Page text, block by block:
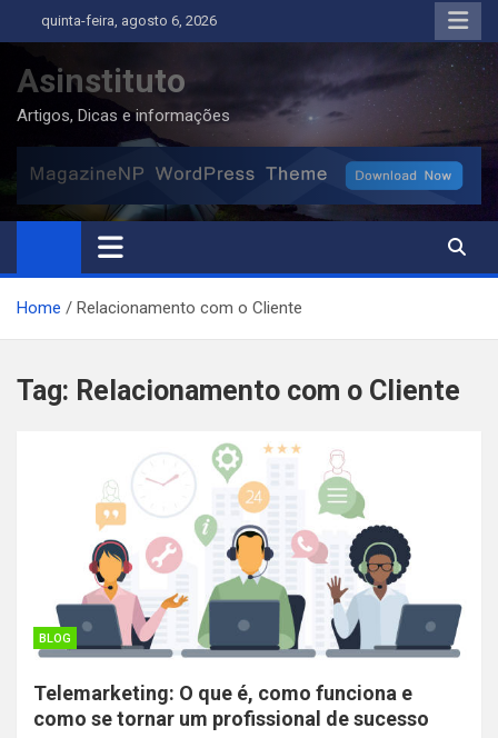
to
content
quinta-feira, agosto 6, 2026
Asinstituto
Artigos, Dicas e informações
Home Relacionamento com o Cliente
Tag: Relacionamento com o Cliente
BLOG
Telemarketing: O que é, como funciona e
como se tornar um profissional de sucesso